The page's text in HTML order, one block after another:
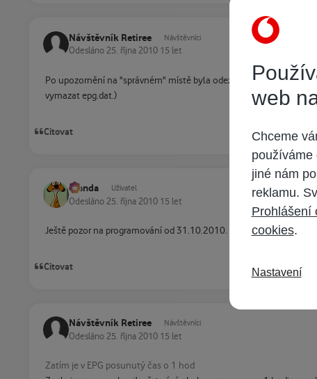
Návštěvník Retiree Návštěvníci
Odesláno 25. října 2010 15 let
Po upozornění na "správném" místě byla odezva okamžitá a
vymazat epg.dat.)
Citovat
Standa Uživatel
Odesláno 25. října 2010 15 let
Ještě pozor na programování od 31.10.2010. Zatím je v EPG
Citovat
Návštěvník Retiree Návštěvníci
Odesláno 25. října 2010 15 let
Zatím je v EPG posunutý čas o 1 hod
web
Chceme
používáme
jiné nám
reklamu.
Prohlášení
cookies.
Nastavení